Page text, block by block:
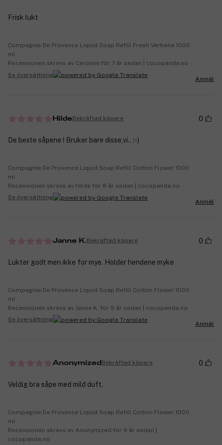
Frisk lukt
Compagnie De Provence Liquid Soap Refill Fresh Verbena 1000
ml
Recensionen skrevs av Caroline för 7 år sedan | cocopanda.no
Se översättning
Anmäl
HildeBekräftad köpare 0
De beste såpene ! Bruker bare disse,vi.. :-)
Compagnie De Provence Liquid Soap Refill Cotton Flower 1000
ml
Recensionen skrevs av Hilde för 8 år sedan | cocopanda.no
Se översättning
Anmäl
Janne K.Bekräftad köpare 0
Lukter godt men ikke for mye. Holder hendene myke
Compagnie De Provence Liquid Soap Refill Cotton Flower 1000
ml
Recensionen skrevs av Janne K. för 9 år sedan | cocopanda.no
Se översättning
Anmäl
Anonymized Bekräftad köpare 0
Veldig bra såpe med mild duft.
Compagnie De Provence Liquid Soap Refill Cotton Flower 1000
ml
Recensionen skrevs av Anonymized för 9 år sedan |
cocopanda.no